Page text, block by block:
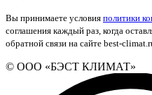
Вы принимаете условия политики
соглашения каждый раз, когда
обратной связи на сайте best-
© ООО «БЭСТ КЛИМАТ»